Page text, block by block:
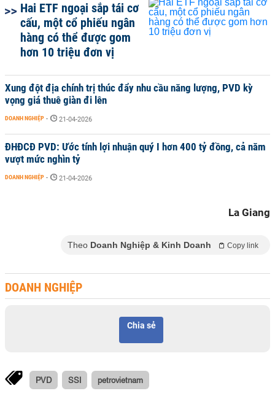
Hai ETF ngoại sắp tái cơ
cấu, một cổ phiếu ngân
hàng có thể được gom
hơn 10 triệu đơn vị
Xung đột địa chính trị thúc đẩy nhu cầu năng lượng, PVD kỳ
vọng giá thuê giàn đi lên
DOANH NGHIỆP - 21-04-2026
ĐHĐCĐ PVD: Ước tính lợi nhuận quý I hơn 400 tỷ đồng, cả năm
vượt mức nghìn tỷ
DOANH NGHIỆP - 21-04-2026
La Giang
Theo Doanh Nghiệp & Kinh Doanh Copy link
DOANH NGHIỆP
Chia sẻ
PVD SSI petrovietnam